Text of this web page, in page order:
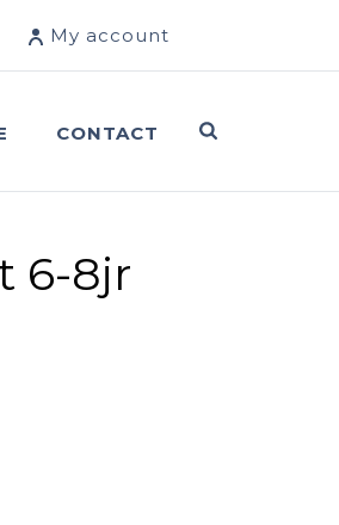
My account
CONTACT
6-8jr